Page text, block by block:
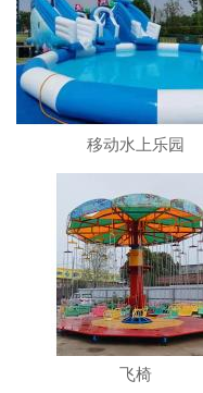
移动水上乐园
飞椅